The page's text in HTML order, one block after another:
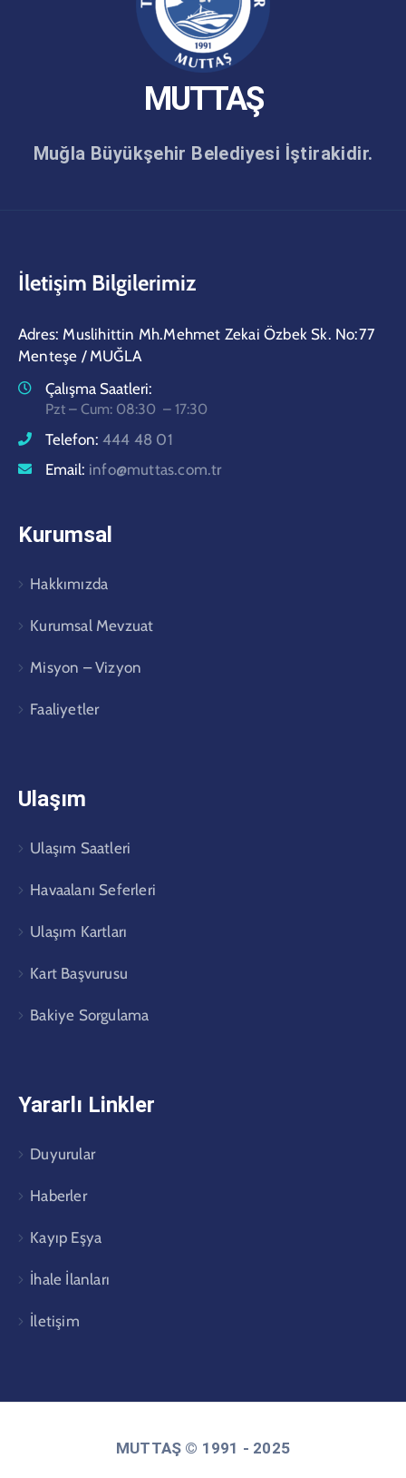
MUTTAŞ
Muğla Büyükşehir Belediyesi İştirakidir.
İletişim Bilgilerimiz
Adres: Muslihittin Mh.Mehmet Zekai Özbek Sk. No:77
Menteşe / MUĞLA
Çalışma Saatleri:
Pzt – Cum: 08:30 – 17:30
Telefon: 444 48 01
Email: info@muttas.com.tr
Kurumsal
Hakkımızda
Kurumsal Mevzuat
Misyon – Vizyon
Faaliyetler
Ulaşım
Ulaşım Saatleri
Havaalanı Seferleri
Ulaşım Kartları
Kart Başvurusu
Bakiye Sorgulama
Yararlı Linkler
Duyurular
Haberler
Kayıp Eşya
İhale İlanları
İletişim
MUTTAŞ © 1991 - 2025